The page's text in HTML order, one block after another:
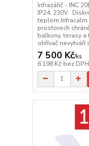
Infrazářič - INC
IP24, 230V
teplem
prostorech
balkony, terasy a
ohřívač nevytváří
7 500 Kč/ks
6 198 Kč bez DPH